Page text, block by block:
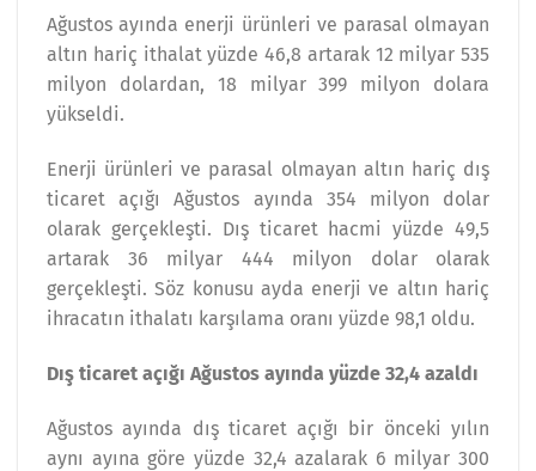
Ağustos ayında enerji ürünleri ve parasal olmayan
altın hariç ithalat yüzde 46,8 artarak 12 milyar 535
milyon dolardan, 18 milyar 399 milyon dolara
yükseldi.
Enerji ürünleri ve parasal olmayan altın hariç dış
ticaret açığı Ağustos ayında 354 milyon dolar
olarak gerçekleşti. Dış ticaret hacmi yüzde 49,5
artarak 36 milyar 444 milyon dolar olarak
gerçekleşti. Söz konusu ayda enerji ve altın hariç
ihracatın ithalatı karşılama oranı yüzde 98,1 oldu.
Dış ticaret açığı Ağustos ayında yüzde 32,4 azaldı
Ağustos ayında dış ticaret açığı bir önceki yılın
aynı ayına göre yüzde 32,4 azalarak 6 milyar 300